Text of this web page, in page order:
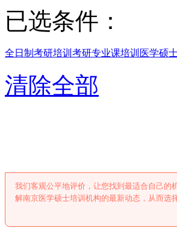
已选条件：
全日制考研培训 考研专业课培训 医学硕
清除全部
我们客观公平地评价，让您找到最适合自己的
解南京医学硕士培训机构的最新动态，从而选